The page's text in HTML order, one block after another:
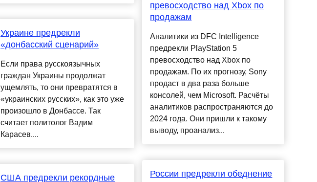
Украине предрекли
«донбасский сценарий»
Если права русскоязычных
граждан Украины продолжат
ущемлять, то они превратятся в
«украинских русских», как это уже
произошло в Донбассе. Так
считает политолог Вадим
Карасев....
США предрекли рекордные
превосходство над Xbox по
продажам
Аналитики из DFC Intelligence
предрекли PlayStation 5
превосходство над Xbox по
продажам. По их прогнозу, Sony
продаст в два раза больше
консолей, чем Microsoft. Расчёты
аналитиков распространяются до
2024 года. Они пришли к такому
выводу, проанализ...
России предрекли обеднение